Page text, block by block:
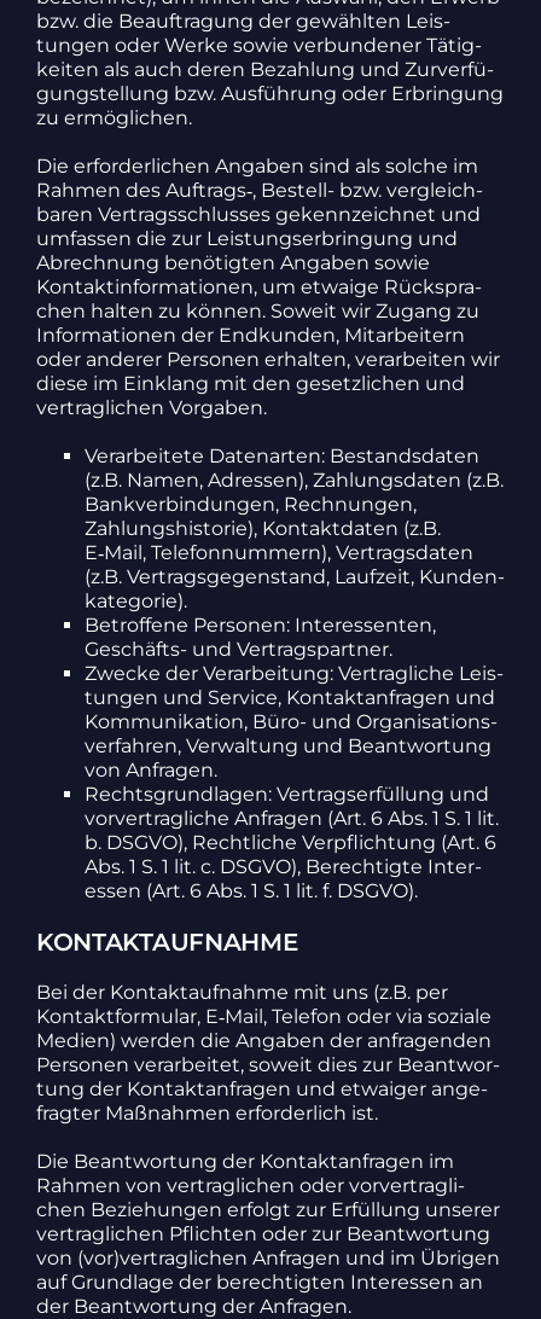
bzw. die Beauf­tra­gung der gewählten Leis­
tungen oder Werke sowie verbun­dener Tätig­
keiten als auch deren Bezah­lung und Zurver­fü­
gung­stel­lung bzw. Ausfüh­rung oder Erbrin­gung
zu ermög­li­chen.
Die erfor­der­li­chen Angaben sind als solche im
Rahmen des Auftrags‑, Bestell- bzw. vergleich­
baren Vertrags­schlusses gekenn­zeichnet und
umfassen die zur Leis­tungs­er­brin­gung und
Abrech­nung benö­tigten Angaben sowie
Kontakt­in­for­ma­tionen, um etwaige Rück­spra­
chen halten zu können. Soweit wir Zugang zu
Infor­ma­tionen der Endkunden, Mitar­bei­tern
oder anderer Personen erhalten, verar­beiten wir
diese im Einklang mit den gesetz­li­chen und
vertrag­li­chen Vorgaben.
Verar­bei­tete Daten­arten: Bestands­daten
(z.B. Namen, Adressen), Zahlungs­daten (z.B.
Bank­ver­bin­dungen, Rech­nungen,
Zahlungs­his­torie), Kontakt­daten (z.B.
E‑Mail, Tele­fon­num­mern), Vertrags­daten
(z.B. Vertrags­ge­gen­stand, Lauf­zeit, Kunden­
ka­te­gorie).
Betrof­fene Personen: Inter­es­senten,
Geschäfts- und Vertrags­partner.
Zwecke der Verar­bei­tung: Vertrag­liche Leis­
tungen und Service, Kontakt­an­fragen und
Kommu­ni­ka­tion, Büro- und Orga­ni­sa­ti­ons­
ver­fahren, Verwal­tung und Beant­wor­tung
von Anfragen.
Rechts­grund­lagen: Vertrags­er­fül­lung und
vorver­trag­liche Anfragen (Art. 6 Abs. 1 S. 1 lit.
b. DSGVO), Recht­liche Verpflich­tung (Art. 6
Abs. 1 S. 1 lit. c. DSGVO), Berech­tigte Inter­
essen (Art. 6 Abs. 1 S. 1 lit. f. DSGVO).
KONTAKTAUFNAHME
Bei der Kontakt­auf­nahme mit uns (z.B. per
Kontakt­for­mular, E‑Mail, Telefon oder via soziale
Medien) werden die Angaben der anfra­genden
Personen verar­beitet, soweit dies zur Beant­wor­
tung der Kontakt­an­fragen und etwa­iger ange­
fragter Maßnahmen erfor­der­lich ist.
Die Beant­wor­tung der Kontakt­an­fragen im
Rahmen von vertrag­li­chen oder vorver­trag­li­
chen Bezie­hungen erfolgt zur Erfül­lung unserer
vertrag­li­chen Pflichten oder zur Beant­wor­tung
von (vor)vertraglichen Anfragen und im Übrigen
auf Grund­lage der berech­tigten Inter­essen an
der Beant­wor­tung der Anfragen.